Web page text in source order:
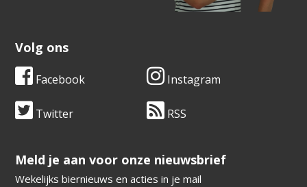
Volg ons
Facebook Instagram
Twitter RSS
​​​​​​​Meld je aan voor onze nieuwsbrief
Wekelijks biernieuws en acties in je mail